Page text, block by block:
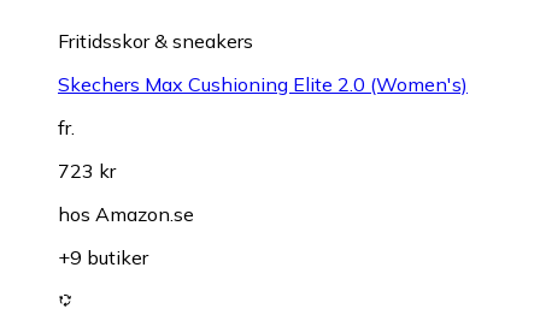
Fritidsskor & sneakers
Skechers Max Cushioning Elite 2.0 (Women's)
fr.
723 kr
hos Amazon.se
+9 butiker